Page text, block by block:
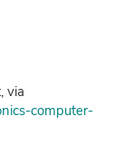
via
computer-